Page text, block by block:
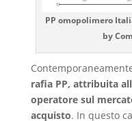
PP omopolimero
by
rafia PP, attribuita
operatore sul
acquisto. In questo